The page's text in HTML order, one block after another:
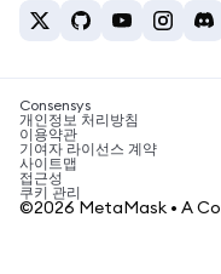
ETH를 USDT로 환전
USDT 매수
SHIB 매수
BNB 매수
암호화폐 세금 뉴스
암호화폐 매수 방법
비트코인 매도 방법
Consensys
개인정보 처리방침
이용약관
기여자 라이선스 계약
사이트맵
접근성
쿠키 관리
©2026 MetaMask • A